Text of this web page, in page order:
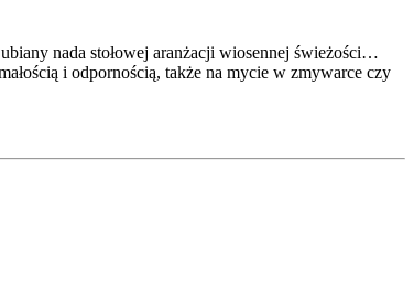
nada stołowej aranżacji wiosennej świeżości…
i odpornością, także na mycie w zmywarce czy